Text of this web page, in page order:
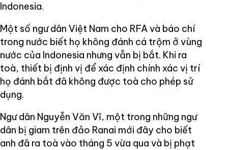
Indonesia.
Một số ngư dân Việt Nam cho RFA và báo chí
trong nước biết họ không đánh cá trộm ở vùng
nước của Indonesia nhưng vẫn bị bắt. Khi ra
toà, thiết bị định vị để xác định chính xác vị trí
họ đánh bắt đã không được toà cho phép sử
dụng.
Ngư dân Nguyễn Văn Vĩ, một trong những ngư
dân bị giam trên đảo Ranai mới đây cho biết
anh đã ra toà vào tháng 5 vừa qua và bị phạt